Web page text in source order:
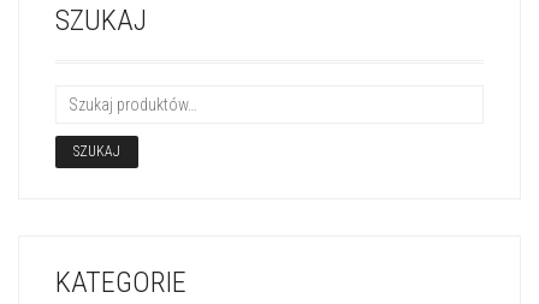
SZUKAJ
SZUKAJ
KATEGORIE